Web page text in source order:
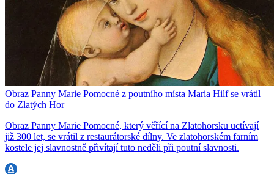
Obraz Panny Marie Pomocné z poutního místa Maria Hilf se vrátil
do Zlatých Hor
Obraz Panny Marie Pomocné, který věřící na Zlatohorsku uctívají
již 300 let, se vrátil z restaurátorské dílny. Ve zlatohorském farním
kostele jej slavnostně přivítají tuto neděli při poutní slavnosti.